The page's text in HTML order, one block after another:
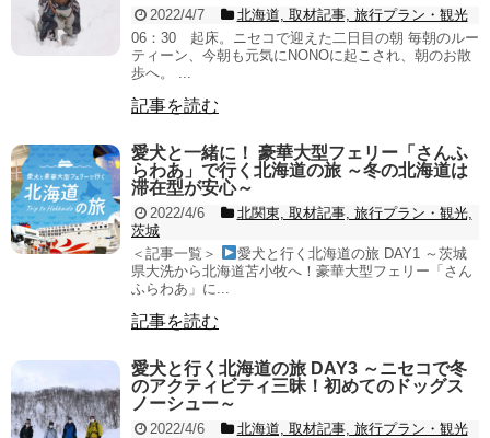
2022/4/7
北海道, 取材記事, 旅行プラン・観光
06：30 起床。ニセコで迎えた二日目の朝 毎朝のルー
ティーン、今朝も元気にNONOに起こされ、朝のお散
歩へ。 ...
記事を読む
愛犬と一緒に！ 豪華大型フェリー「さんふ
らわあ」で行く北海道の旅 ～冬の北海道は
滞在型が安心～
2022/4/6
北関東, 取材記事, 旅行プラン・観光,
茨城
＜記事一覧＞
愛犬と行く北海道の旅 DAY1 ～茨城
県大洗から北海道苫小牧へ！豪華大型フェリー「さん
ふらわあ」に...
記事を読む
愛犬と行く北海道の旅 DAY3 ～ニセコで冬
のアクティビティ三昧！初めてのドッグス
ノーシュー～
2022/4/6
北海道, 取材記事, 旅行プラン・観光